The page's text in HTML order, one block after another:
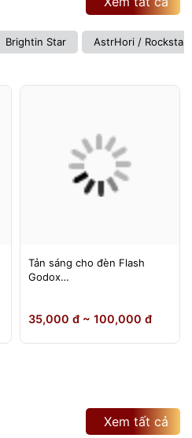
Brightin Star AstrHori / Rockstar
Tản sáng cho đèn Flash
Godox
860III, Yongnuo 560II/565EX,
35,000 đ ~ 100,000 đ
Xem tất cả